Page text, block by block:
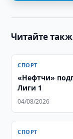
Читайте
СПОРТ
«Нефтчи»
Лиги 1
04/08/2026
СПОРТ